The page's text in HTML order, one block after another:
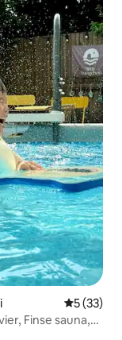
5 (33)
Finse sauna,